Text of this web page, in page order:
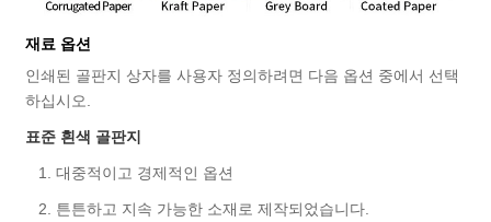
재료 옵션
인쇄된 골판지 상자를 사용자 정의하려면 다음 옵션 중에서 선택
하십시오.
표준 흰색 골판지
1. 대중적이고 경제적인 옵션
2. 튼튼하고 지속 가능한 소재로 제작되었습니다.